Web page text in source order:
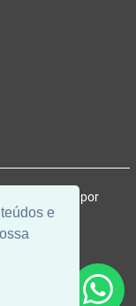
e
Desenvolvido por